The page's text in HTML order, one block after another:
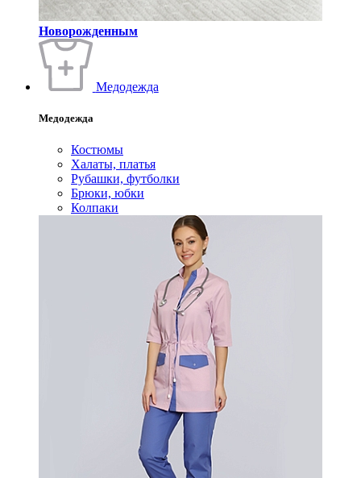
Новорожденным
Медодежда
Медодежда
Костюмы
Халаты, платья
Рубашки, футболки
Брюки, юбки
Колпаки